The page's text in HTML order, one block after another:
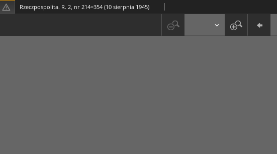
Rzeczpospolita. R. 2, nr 214=354 (10 sierpnia 1945)